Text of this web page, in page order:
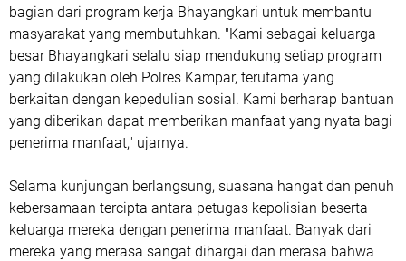
bagian dari program kerja Bhayangkari untuk membantu
masyarakat yang membutuhkan. "Kami sebagai keluarga
besar Bhayangkari selalu siap mendukung setiap program
yang dilakukan oleh Polres Kampar, terutama yang
berkaitan dengan kepedulian sosial. Kami berharap bantuan
yang diberikan dapat memberikan manfaat yang nyata bagi
penerima manfaat," ujarnya.
Selama kunjungan berlangsung, suasana hangat dan penuh
kebersamaan tercipta antara petugas kepolisian beserta
keluarga mereka dengan penerima manfaat. Banyak dari
mereka yang merasa sangat dihargai dan merasa bahwa